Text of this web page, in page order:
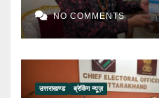
NO COMMENTS
उत्तराखण्ड ब्रेकिंग न्यूज़